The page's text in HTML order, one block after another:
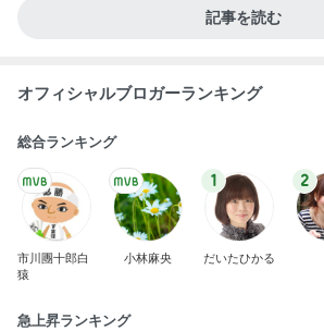
記事を読む
オフィシャルブロガーランキング
総合ランキング
市川團十郎白
猿
小林麻央
1
だいたひかる
2
急上昇ランキング